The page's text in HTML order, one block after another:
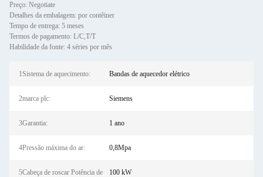
Preço: Negotiate
Detalhes da embalagem: por contêiner
Tempo de entrega: 5 meses
Termos de pagamento: L/C,T/T
Habilidade da fonte: 4 séries por mês
1Sistema de aquecimento: Bandas de aquecedor elétrico
2marca plc: Siemens
3Garantia: 1 ano
4Pressão máxima do ar: 0,8Mpa
5Cabeça de roscar Potência de
100 kW